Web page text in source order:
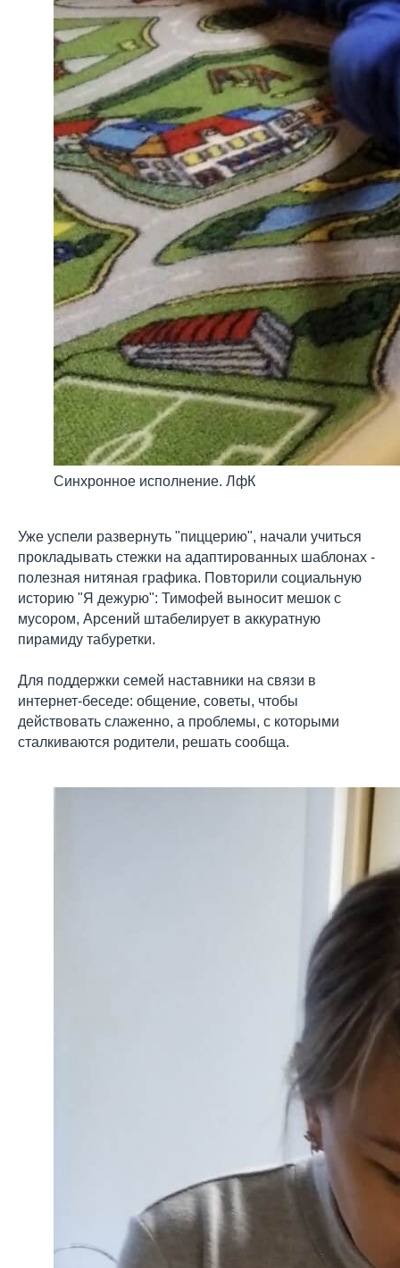
Синхронное исполнение. ЛфК
Уже успели развернуть "пиццерию", начали учиться
прокладывать стежки на адаптированных шаблонах -
полезная нитяная графика. Повторили социальную
историю "Я дежурю": Тимофей выносит мешок с
мусором, Арсений штабелирует в аккуратную
пирамиду табуретки.
Для поддержки семей наставники на связи в
интернет-беседе: общение, советы, чтобы
действовать слаженно, а проблемы, с которыми
сталкиваются родители, решать сообща.